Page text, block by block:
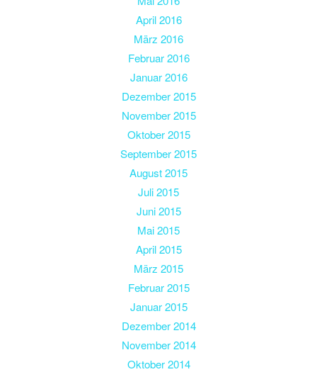
April 2016
März 2016
Februar 2016
Januar 2016
Dezember 2015
November 2015
Oktober 2015
September 2015
August 2015
Juli 2015
Juni 2015
Mai 2015
April 2015
März 2015
Februar 2015
Januar 2015
Dezember 2014
November 2014
Oktober 2014